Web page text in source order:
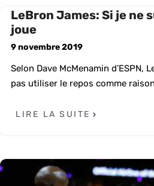
LeBron James: Si je ne
joue
9 novembre 2019
Selon Dave McMenamin d’ESPN,
pas utiliser le repos comme
LIRE LA SUITE